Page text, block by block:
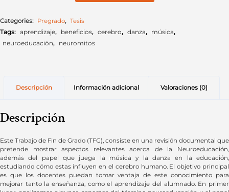
Categories: Pregrado, Tesis
Tags: aprendizaje, beneficios, cerebro, danza, música,
neuroeducación, neuromitos
Descripción Información adicional Valoraciones (0)
Descripción
Este Trabajo de Fin de Grado (TFG), consiste en una revisión documental que
pretende mostrar aspectos relevantes acerca de la Neuroeducación,
además del papel que juega la música y la danza en la educación,
estudiando cómo estas influyen en el cerebro humano. El objetivo principal
es que los docentes puedan tomar ventaja de este conocimiento para
mejorar tanto la enseñanza, como el aprendizaje del alumnado. En primer